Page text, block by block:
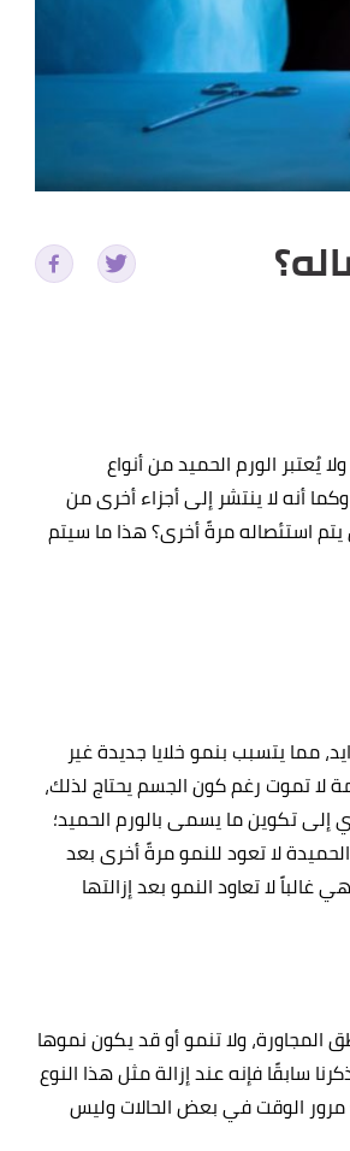
يُعتبر الورم الحميد من أنواع
أنه لا ينتشر إلى أجزاء أخرى من
يتم استئصاله مرةً أخرى؟ هذا ما سيتم
مما يتسبب بنمو خلايا جديدة غير
لا تموت رغم كون الجسم يحتاج لذلك،
إلى تكوين ما يسمى بالورم الحميد؛
لا تعود للنمو مرةً أخرى بعد
لا تعاود النمو بعد إزالتها
المجاورة، ولا تنمو أو قد يكون نموها
سابقًا فإنه عند إزالة مثل هذا النوع
مرور الوقت في بعض الحالات وليس